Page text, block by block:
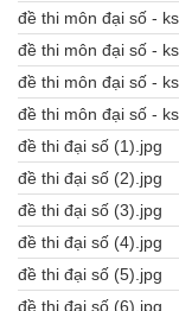
đề thi môn đại số -
đề thi môn đại số -
đề thi môn đại số -
đề thi môn đại số -
đề thi đại số (1).jpg
đề thi đại số (2).jpg
đề thi đại số (3).jpg
đề thi đại số (4).jpg
đề thi đại số (5).jpg
đề thi đại số (6).jpg